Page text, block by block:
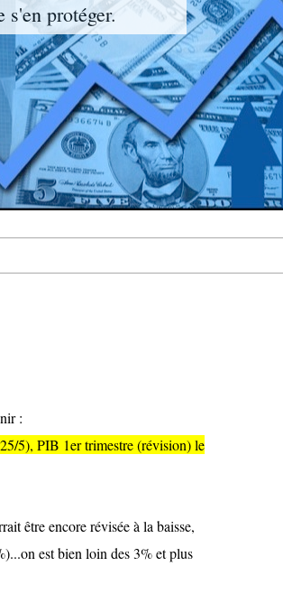
protéger.
:
5), PIB 1er trimestre (révision) le
être encore révisée à la baisse,
est bien loin des 3% et plus